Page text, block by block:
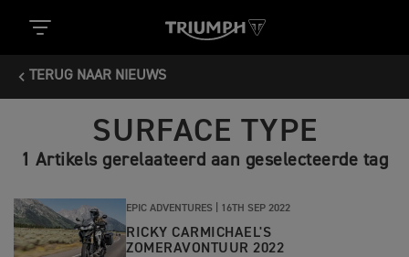
TERUG NAAR NIEUWS
SURFACE TYPE
1 Artikels gerelaateerd aan geselecteerde tag
EPIC ADVENTURES | 16TH SEP 2022
RICKY CARMICHAEL'S
ZOMERAVONTUUR 2022